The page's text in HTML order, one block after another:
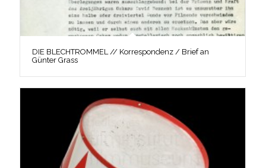
DIE BLECHTROMMEL // Korrespondenz / Brief an
Günter Grass